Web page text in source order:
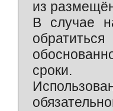
из
В случае
сроки.